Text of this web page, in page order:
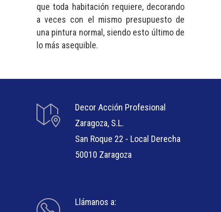
que toda habitación requiere, decorando
a veces con el mismo presupuesto de
una pintura normal, siendo esto último de
lo más asequible.
Decor Acción Profesional
Zaragoza, S.L.
San Roque 22 - Local Derecha
50010 Zaragoza
Llámanos a: